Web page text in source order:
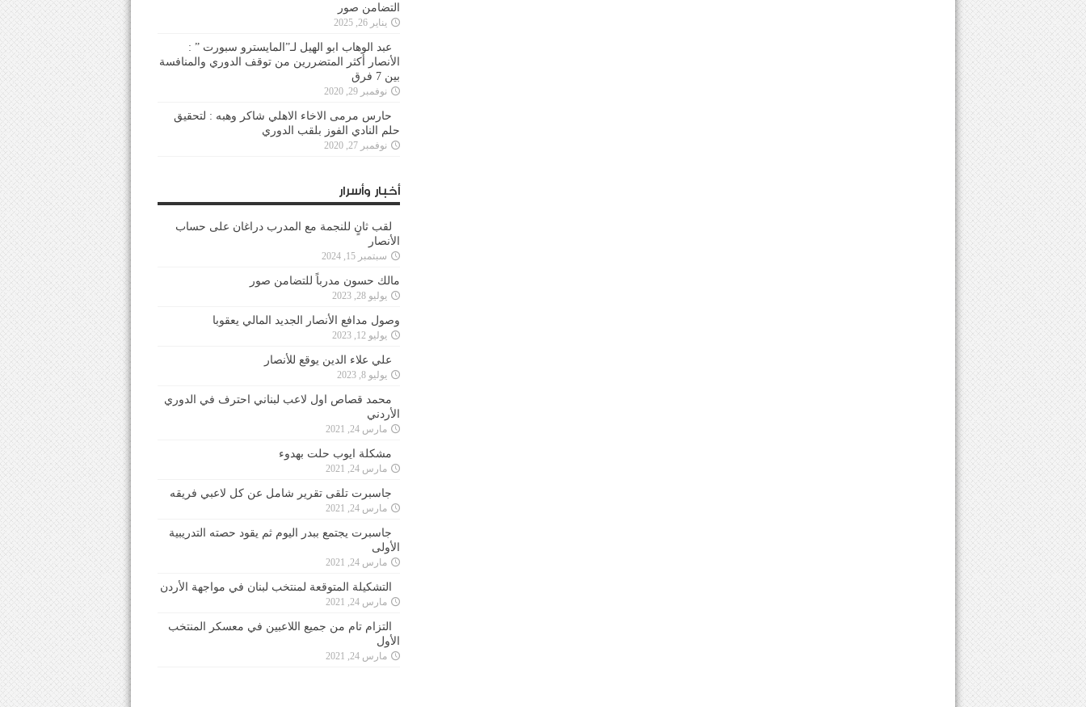
التضامن صور
يناير 26, 2025
عبد الوهاب ابو الهيل لـ”المايسترو سبورت ” :
الأنصار أكثر المتضررين من توقف الدوري والمنافسة
بين 7 فرق
نوفمبر 29, 2020
حارس مرمى الاخاء الاهلي شاكر وهبه : لتحقيق
حلم النادي الفوز بلقب الدوري
نوفمبر 27, 2020
أخبار وأسرار
لقب ثانٍ للنجمة مع المدرب دراغان على حساب
الأنصار
سبتمبر 15, 2024
مالك حسون مدرباً للتضامن صور
يوليو 28, 2023
وصول مدافع الأنصار الجديد المالي يعقوبا
يوليو 12, 2023
علي علاء الدين يوقع للأنصار
يوليو 8, 2023
محمد قصاص اول لاعب لبناني احترف في الدوري
الأردني
مارس 24, 2021
مشكلة ايوب حلت بهدوء
مارس 24, 2021
جاسبرت تلقى تقرير شامل عن كل لاعبي فريقه
مارس 24, 2021
جاسبرت يجتمع ببدر اليوم ثم يقود حصته التدريبية
الأولى
مارس 24, 2021
التشكيلة المتوقعة لمنتخب لبنان في مواجهة الأردن
مارس 24, 2021
التزام تام من جميع اللاعبين في معسكر المنتخب
الأول
مارس 24, 2021